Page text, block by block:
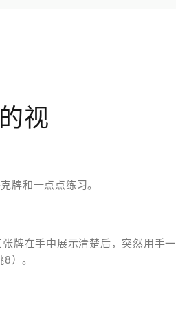
视
牌和一点点练习。
牌在手中展示清楚后，突然用手一
）。